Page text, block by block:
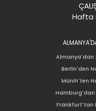
Hafta
Almanya'dan
Berlin'den
Münih'ten
Hamburg'dan
Frankfurt'tan